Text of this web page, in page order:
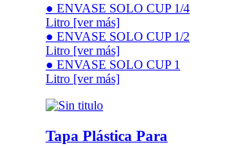
● ENVASE SOLO CUP 1/4
Litro [ver más]
● ENVASE SOLO CUP 1/2
Litro [ver más]
● ENVASE SOLO CUP 1
Litro [ver más]
Tapa Plástica Para